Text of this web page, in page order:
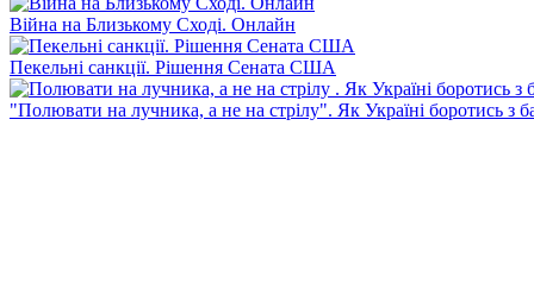
Війна на Близькому Сході. Онлайн
Пекельні санкції. Рішення Сената США
"Полювати на лучника, а не на стрілу". Як Україні боротись з